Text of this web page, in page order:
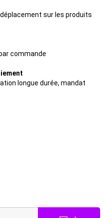
sur les produits
commande
longue durée, mandat